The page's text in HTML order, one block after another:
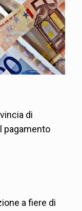
di
pagamento
a fiere di